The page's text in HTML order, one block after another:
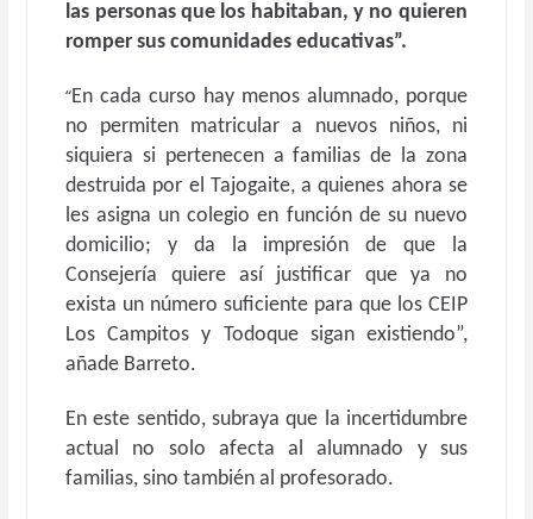
las personas que los habitaban, y no quieren
romper sus comunidades educativas”.
“En cada curso hay menos alumnado, porque
no permiten matricular a nuevos niños, ni
siquiera si pertenecen a familias de la zona
destruida por el Tajogaite, a quienes ahora se
les asigna un colegio en función de su nuevo
domicilio; y da la impresión de que la
Consejería quiere así justificar que ya no
exista un número suficiente para que los CEIP
Los Campitos y Todoque sigan existiendo”,
añade Barreto.
En este sentido, subraya que la incertidumbre
actual no solo afecta al alumnado y sus
familias, sino también al profesorado.